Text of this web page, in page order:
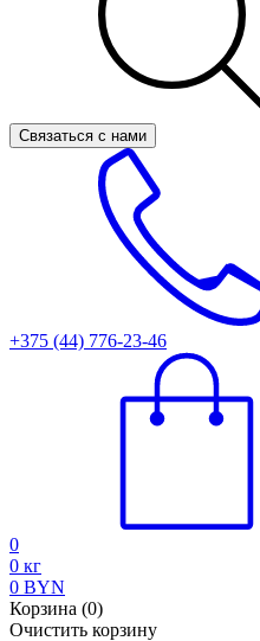
Связаться с нами
+375 (44) 776-23-46
0
0 кг
0 BYN
Корзина (0)
Очистить корзину